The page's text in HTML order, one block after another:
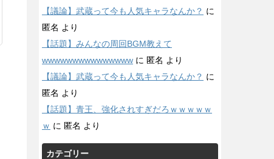
【議論】武蔵って今も人気キャラなんか？ に
匿名 より
【話題】みんなの周回BGM教えて
wwwwwwwwwwwwwww に 匿名 より
【議論】武蔵って今も人気キャラなんか？ に
匿名 より
【話題】青王、強化されすぎだろｗｗｗｗｗ
ｗ に 匿名 より
カテゴリー